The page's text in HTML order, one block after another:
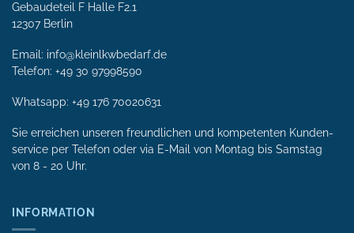
Gebaudeteil F Halle F2.1
12307 Berlin
Email: info@kleinlkwbedarf.de
Telefon: +49 30 97998590
Whatsapp: +49 176 70020631
Sie erreichen unseren freundlichen und kompetenten Kunden­
service per Tele­fon oder via E-Mail von Mon­tag bis Samstag
von 8 - 20 Uhr.
INFORMATION